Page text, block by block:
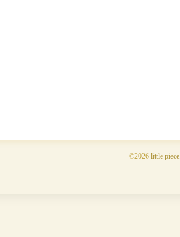
©2026 little piece